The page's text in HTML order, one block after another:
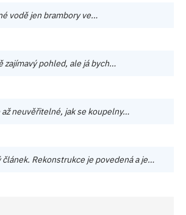
vodě jen brambory ve…
zajímavý pohled, ale já bych…
až neuvěřitelné, jak se koupelny…
článek. Rekonstrukce je povedená a je…